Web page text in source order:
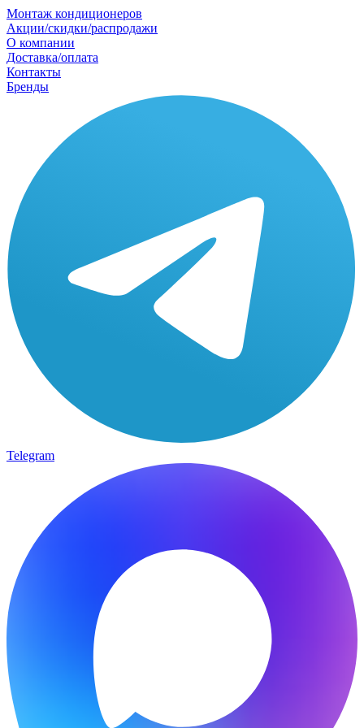
Монтаж кондиционеров
Акции/скидки/распродажи
О компании
Доставка/оплата
Контакты
Бренды
Telegram